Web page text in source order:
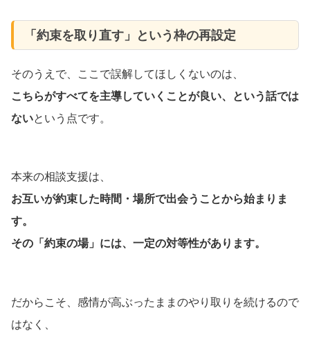
「約束を取り直す」という枠の再設定
そのうえで、ここで誤解してほしくないのは、
こちらがすべてを主導していくことが良い、という話では
ないという点です。
本来の相談支援は、
お互いが約束した時間・場所で出会うことから始まりま
す。
その「約束の場」には、一定の対等性があります。
だからこそ、感情が高ぶったままのやり取りを続けるので
はなく、